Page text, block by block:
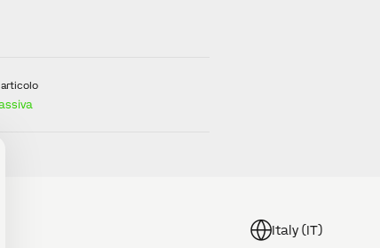
articolo
Italy (IT)